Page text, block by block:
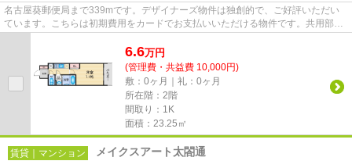
名古屋葵郵便局まで339mです。デザイナーズ物件は独創的で、ご好評いただい
ています。こちらは初期費用をカードでお支払いいただける物件です。共用部に
6.6万円
(管理費・共益費 10,000円)
敷：0ヶ月｜礼：0ヶ月
所在階：2階
間取り：1K
面積：23.25㎡
賃貸｜マンション メイクスアート太閤通